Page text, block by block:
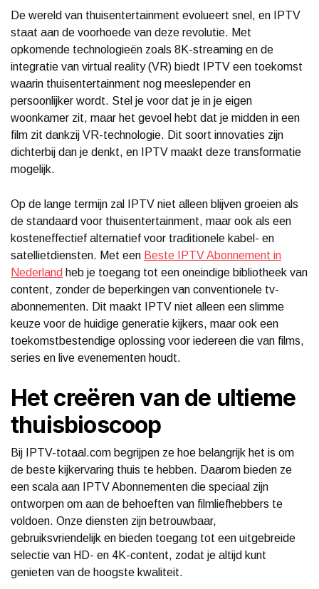
De wereld van thuisentertainment evolueert snel, en IPTV
staat aan de voorhoede van deze revolutie. Met
opkomende technologieën zoals 8K-streaming en de
integratie van virtual reality (VR) biedt IPTV een toekomst
waarin thuisentertainment nog meeslepender en
persoonlijker wordt. Stel je voor dat je in je eigen
woonkamer zit, maar het gevoel hebt dat je midden in een
film zit dankzij VR-technologie. Dit soort innovaties zijn
dichterbij dan je denkt, en IPTV maakt deze transformatie
mogelijk.
Op de lange termijn zal IPTV niet alleen blijven groeien als
de standaard voor thuisentertainment, maar ook als een
kosteneffectief alternatief voor traditionele kabel- en
satellietdiensten. Met een Beste IPTV Abonnement in
Nederland heb je toegang tot een oneindige bibliotheek van
content, zonder de beperkingen van conventionele tv-
abonnementen. Dit maakt IPTV niet alleen een slimme
keuze voor de huidige generatie kijkers, maar ook een
toekomstbestendige oplossing voor iedereen die van films,
series en live evenementen houdt.
Het creëren van de ultieme
thuisbioscoop
Bij IPTV-totaal.com begrijpen ze hoe belangrijk het is om
de beste kijkervaring thuis te hebben. Daarom bieden ze
een scala aan IPTV Abonnementen die speciaal zijn
ontworpen om aan de behoeften van filmliefhebbers te
voldoen. Onze diensten zijn betrouwbaar,
gebruiksvriendelijk en bieden toegang tot een uitgebreide
selectie van HD- en 4K-content, zodat je altijd kunt
genieten van de hoogste kwaliteit.